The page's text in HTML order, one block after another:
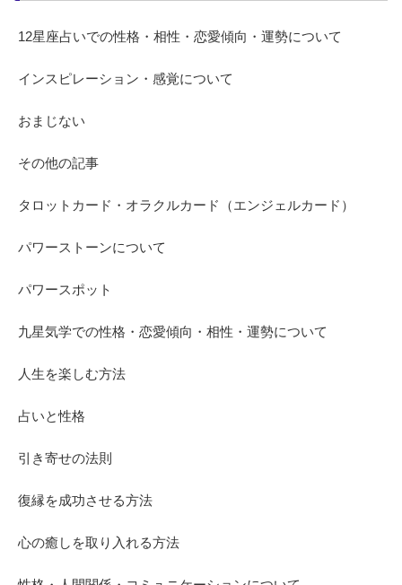
12星座占いでの性格・相性・恋愛傾向・運勢について
インスピレーション・感覚について
おまじない
その他の記事
タロットカード・オラクルカード（エンジェルカード）
パワーストーンについて
パワースポット
九星気学での性格・恋愛傾向・相性・運勢について
人生を楽しむ方法
占いと性格
引き寄せの法則
復縁を成功させる方法
心の癒しを取り入れる方法